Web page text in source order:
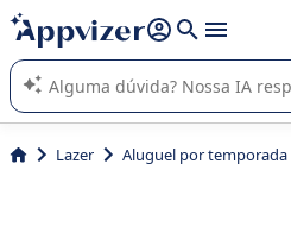
de nossa IA (várias linhas com
A IA do Appvizer o orienta no uso ou
SaaS para sua empresa.
Lazer Aluguel por temporada